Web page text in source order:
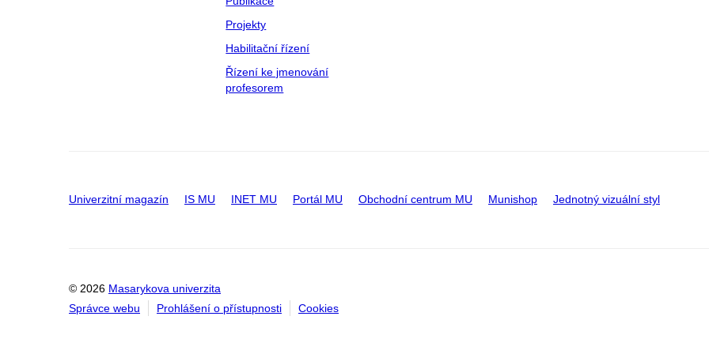
Projekty
Habilitační řízení
Řízení ke jmenování
profesorem
Univerzitní magazín IS MU INET MU Portál MU Obchodní centrum MU Munishop Jednotný vizuální styl
© 2026 Masarykova univerzita
Správce webu
Prohlášení o přístupnosti Cookies